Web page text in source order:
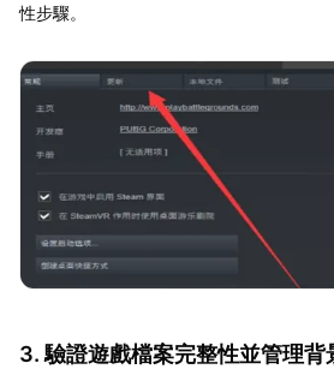
性步驟。
3. 驗證遊戲檔案完整性並管理背